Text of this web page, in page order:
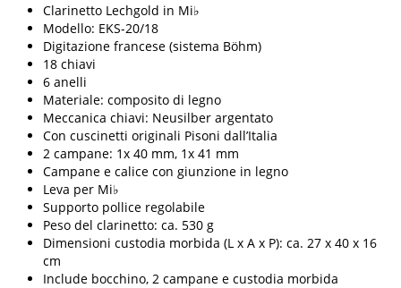
Clarinetto Lechgold in Mi♭
Modello: EKS-20/18
Digitazione francese (sistema Böhm)
18 chiavi
6 anelli
Materiale: composito di legno
Meccanica chiavi: Neusilber argentato
Con cuscinetti originali Pisoni dall’Italia
2 campane: 1x 40 mm, 1x 41 mm
Campane e calice con giunzione in legno
Leva per Mi♭
Supporto pollice regolabile
Peso del clarinetto: ca. 530 g
Dimensioni custodia morbida (L x A x P): ca. 27 x 40 x 16
cm
Include bocchino, 2 campane e custodia morbida